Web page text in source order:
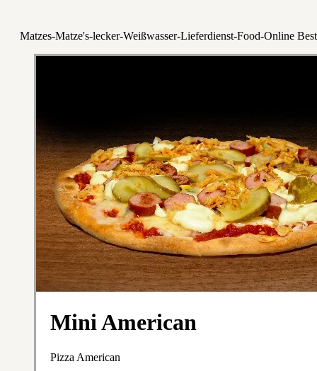
Matzes-Matze's-lecker-Weißwasser-Lieferdienst-Food-Online
Mini American
Pizza American